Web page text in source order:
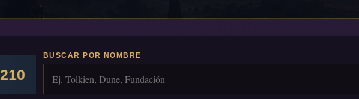
210
BUSCAR POR NOMBRE